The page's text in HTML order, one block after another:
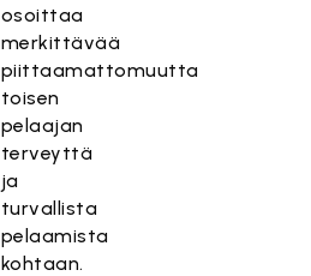
osoittaa
merkittävää
piittaamattomuutta
toisen
pelaajan
terveyttä
ja
turvallista
pelaamista
kohtaan.